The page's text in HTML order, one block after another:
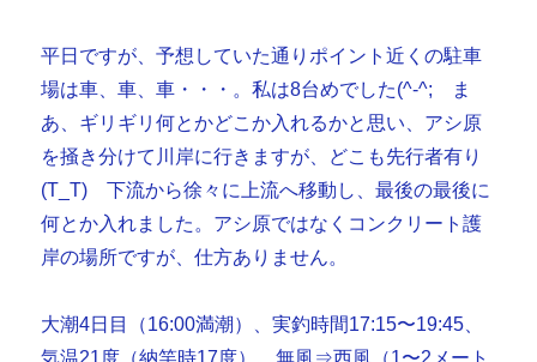
平日ですが、予想していた通りポイント近くの駐車
場は車、車、車・・・。私は8台めでした(^-^; ま
あ、ギリギリ何とかどこか入れるかと思い、アシ原
を掻き分けて川岸に行きますが、どこも先行者有り
(T_T) 下流から徐々に上流へ移動し、最後の最後に
何とか入れました。アシ原ではなくコンクリート護
岸の場所ですが、仕方ありません。
大潮4日目（16:00満潮）、実釣時間17:15〜19:45、
気温21度（納竿時17度）、無風⇒西風（1〜2メート